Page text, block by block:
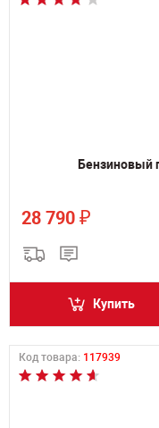
Бензиновый
28 790 ₽
Купить
Код товара: 117939